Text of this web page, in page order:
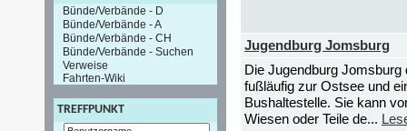
Bünde/Verbände - D
Bünde/Verbände - A
Bünde/Verbände - CH
Bünde/Verbände - Suchen
Verweise
Fahrten-Wiki
TREFFPUNKT
Jugendburg Jomsburg
Die Jugendburg Jomsburg
fußläufig zur Ostsee und
Bushaltestelle. Sie kann
Wiesen oder Teile de...